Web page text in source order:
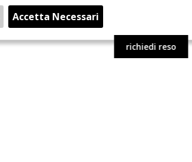
richiedi reso
Accetta Necessari